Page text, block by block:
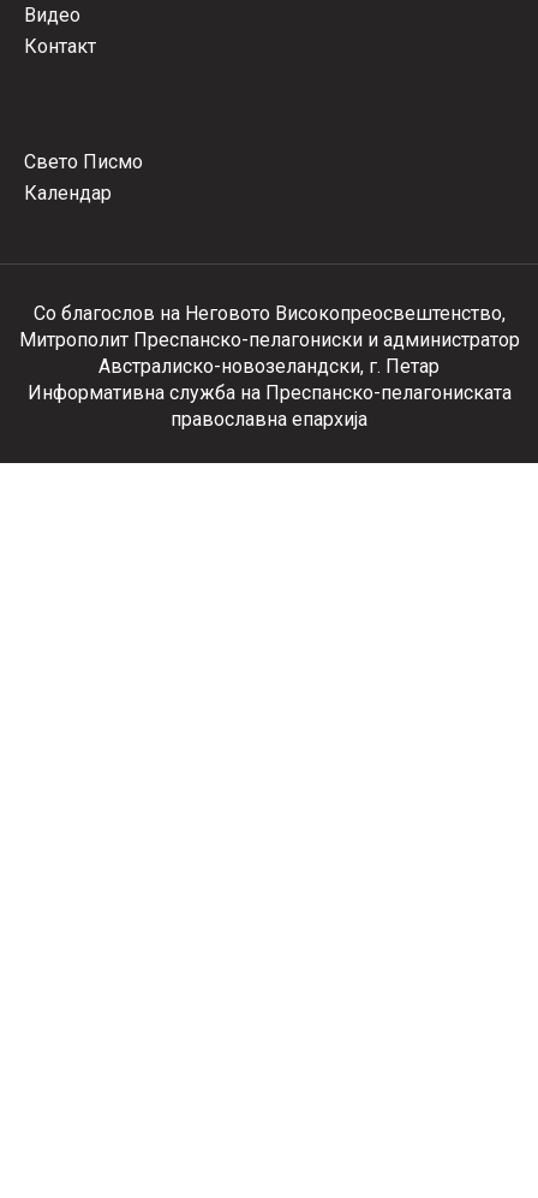
Видео
Контакт
Свето Писмо
Календар
Со благослов на Неговото Високопреосвештенство,
Митрополит Преспанско-пелагониски и администратор
Австралиско-новозеландски, г. Петар
Информативна служба на Преспанско-пелагониската
православна епархија